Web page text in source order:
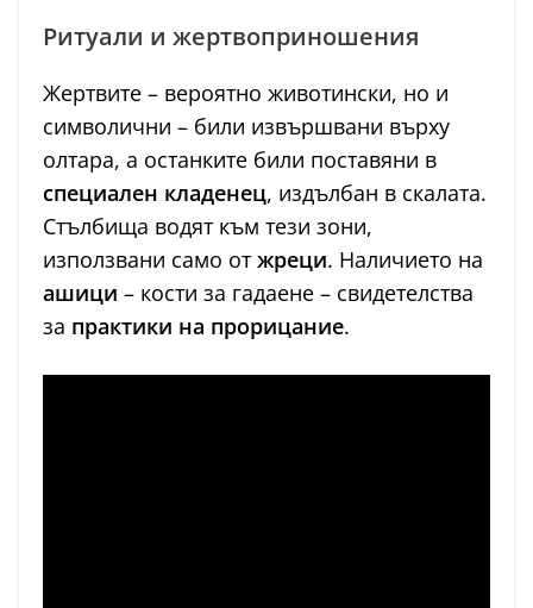
Ритуали и жертвоприношения
Жертвите – вероятно животински, но и
символични – били извършвани върху
олтара, а останките били поставяни в
специален кладенец, издълбан в скалата.
Стълбища водят към тези зони,
използвани само отжреци. Наличието на
ашици – кости за гадаене – свидетелства
за практики на прорицание.